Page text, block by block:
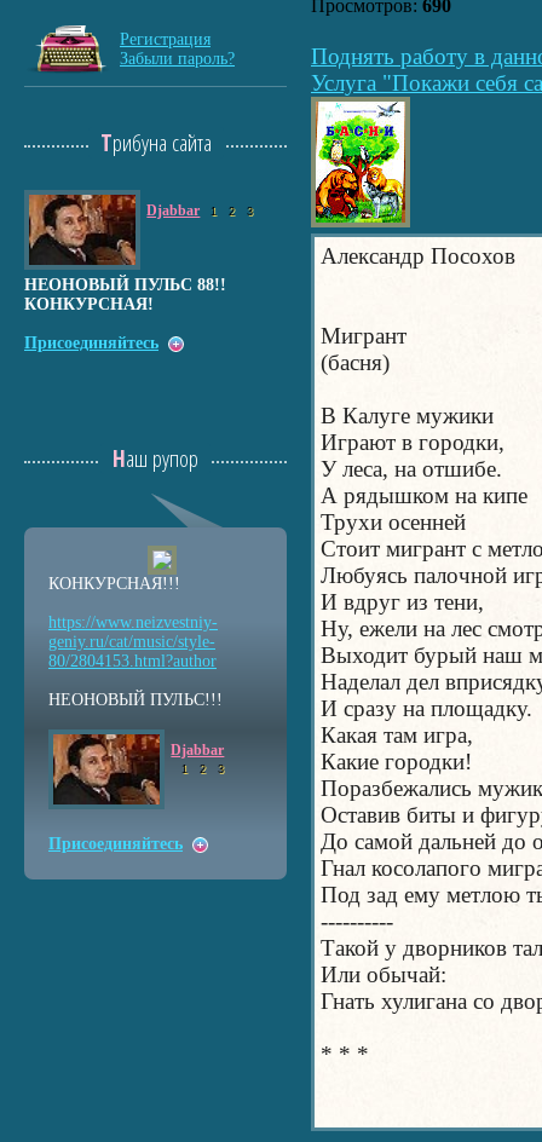
Просмотров: 690
Поднять работу в
Услуга "Покажи себя
Александр Посохов
Мигрант
(басня)
В Калуге мужики
Играют в городки,
У леса, на отшибе.
А рядышком на кипе
Трухи осенней
Стоит мигрант с
Любуясь палочной
И вдруг из тени,
Ну, ежели на лес
Выходит бурый наш
Наделал дел
И сразу на площадку.
Какая там игра,
Какие городки!
Поразбежались
Оставив биты и
До самой дальней до
Гнал косолапого
Под зад ему метлою
----------
Такой у дворников
Или обычай:
Гнать хулигана со
* * *
Регистрация
Забыли пароль?
Трибуна сайта
Djabbar 1 2 3
НЕОНОВЫЙ ПУЛЬС 88!!
КОНКУРСНАЯ!
Присоединяйтесь
Наш рупор
КОНКУРСНАЯ!!!
https://www.neizvestniy-
geniy.ru/cat/music/style-
80/2804153.html?author
НЕОНОВЫЙ ПУЛЬС!!!
Djabbar
1 2 3
Присоединяйтесь